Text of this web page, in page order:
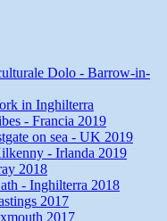
Dolo - Barrow-in-
in Inghilterra
- Francia 2019
on sea - UK 2019
- Irlanda 2019
2018
- Inghilterra 2018
2017
2017